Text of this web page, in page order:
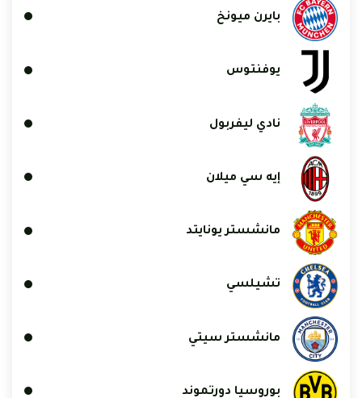
بايرن ميونخ
يوفنتوس
نادي ليفربول
إيه سي ميلان
مانشستر يونايتد
تشيلسي
مانشستر سيتي
بوروسيا دورتموند